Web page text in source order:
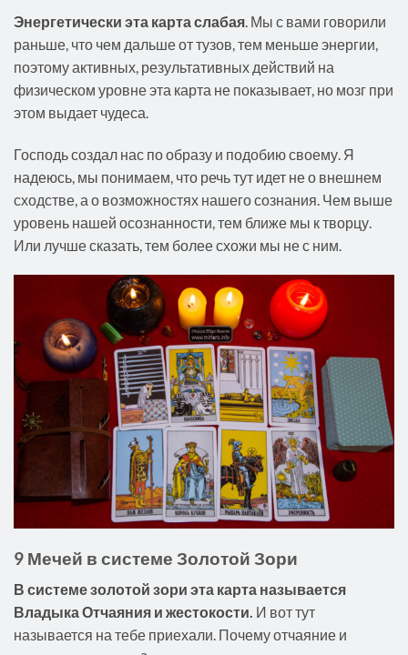
Энергетически эта карта слабая. Мы с вами говорили
раньше, что чем дальше от тузов, тем меньше энергии,
поэтому активных, результативных действий на
физическом уровне эта карта не показывает, но мозг при
этом выдает чудеса.
Господь создал нас по образу и подобию своему. Я
надеюсь, мы понимаем, что речь тут идет не о внешнем
сходстве, а о возможностях нашего сознания. Чем выше
уровень нашей осознанности, тем ближе мы к творцу.
Или лучше сказать, тем более схожи мы не с ним.
9 Мечей в системе Золотой Зори
В системе золотой зори эта карта называется
Владыка Отчаяния и жестокости. И вот тут
называется на тебе приехали. Почему отчаяние и